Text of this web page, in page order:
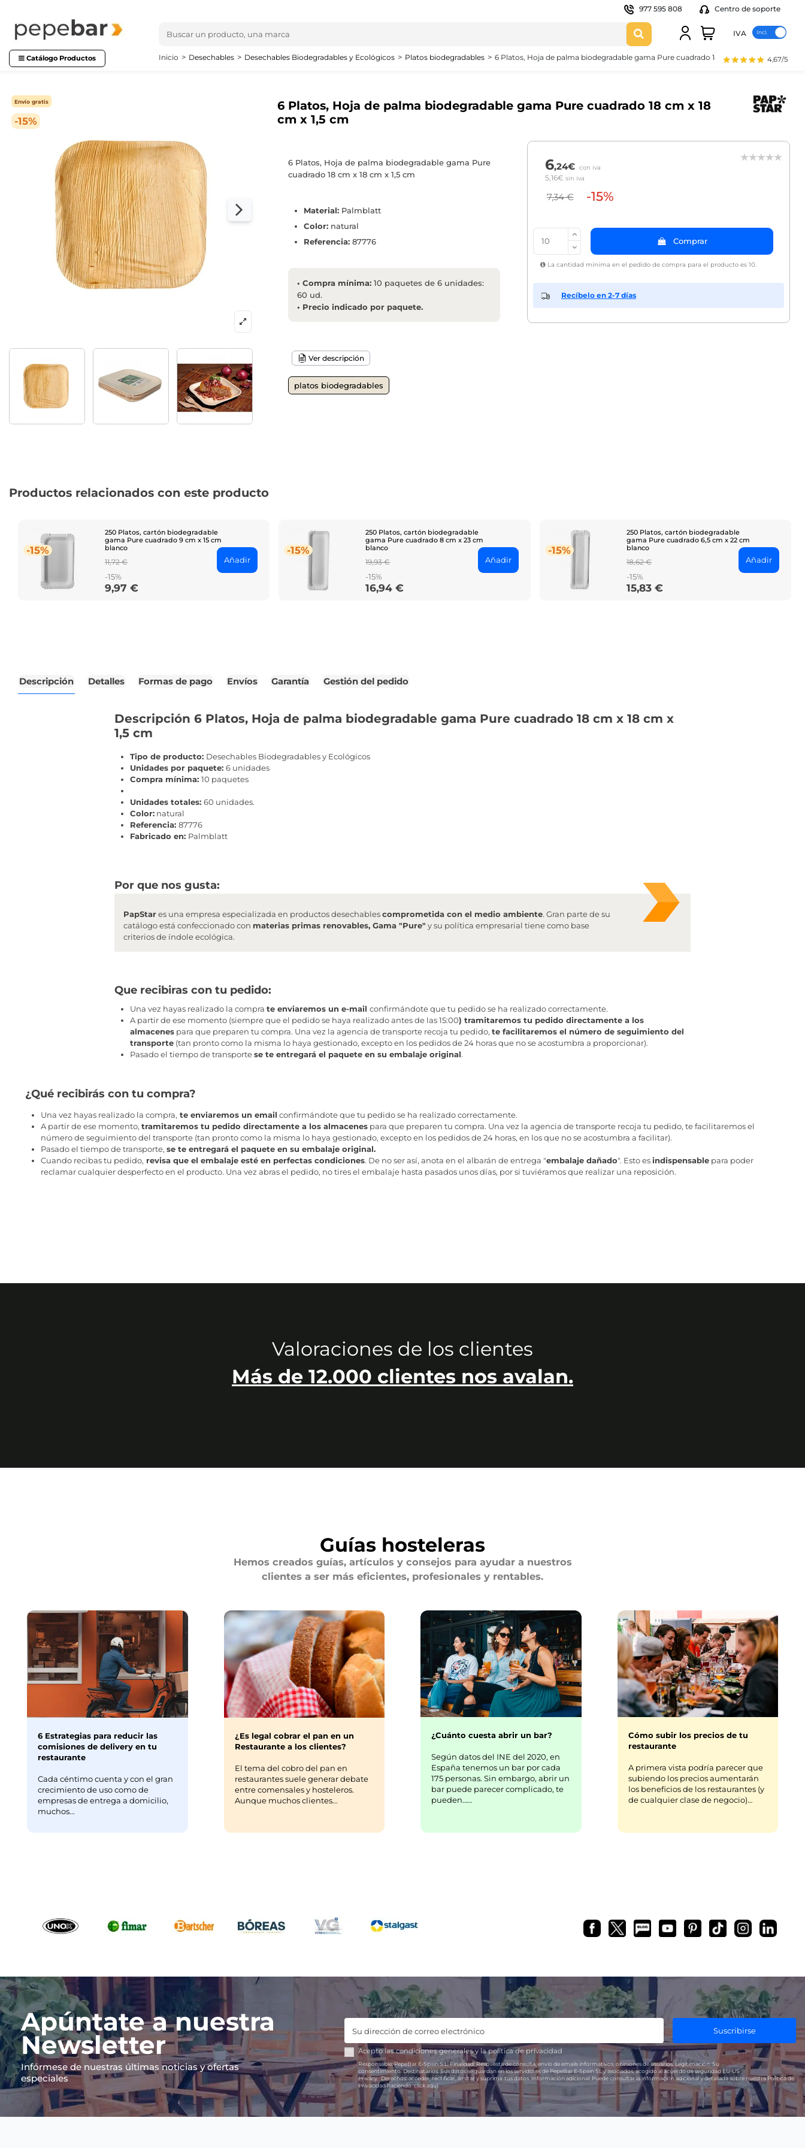
977 595 808 Centro de soporte
IVA
Catálogo Productos 4,67/5
Inicio Desechables Desechables Biodegradables y Ecológicos Platos biodegradables 6 Platos, Hoja de palma biodegradable gama Pure cuadrado 18 cm x 18 cm x 1,5 cm
-15%
Envío gratis
6 Platos, Hoja de palma biodegradable gama Pure cuadrado 18 cm x 18
cm x 1,5 cm
6 Platos, Hoja de palma biodegradable gama Pure
cuadrado 18 cm x 18 cm x 1,5 cm
Material:Palmblatt
Color:natural
Referencia: 87776
• Compra mínima: 10 paquetes de 6 unidades:
60 ud.
• Precio indicado por paquete.
Ver descripción
platos biodegradables
6,24€ con iva
5,16€ sin iva
7,34 € -15%
Comprar
La cantidad mínima en el pedido de compra para el producto es 10.
Recíbelo en 2-7 días
Productos relacionados con este producto
-15%
250 Platos, cartón biodegradable
gama Pure cuadrado 9 cm x 15 cm
blanco
Regular
price
11,72 €
-15%
Price
9,97 €
Añadir
-15%
250 Platos, cartón biodegradable
gama Pure cuadrado 8 cm x 23 cm
blanco
Regular
price
19,93 €
-15%
Price
16,94 €
Añadir
-15%
250 Platos, cartón biodegradable
gama Pure cuadrado 6,5 cm x 22 cm
blanco
Regular
price
18,62 €
-15%
Price
15,83 €
Añadir
Descripción Detalles Formas de pago Envíos Garantía Gestión del pedido
Descripción 6 Platos, Hoja de palma biodegradable gama Pure cuadrado 18 cm x 18 cm x
1,5 cm
Tipo de producto: Desechables Biodegradables y Ecológicos
Unidades por paquete: 6 unidades
Compra mínima: 10 paquetes
Unidades totales: 60 unidades.
Color: natural
Referencia: 87776
Fabricado en: Palmblatt
Por que nos gusta:
PapStares una empresa especializada en productos desechablescomprometida con el medio ambiente. Gran parte de su
catálogo está confeccionado con materias primas renovables, Gama "Pure" y su política empresarial tiene como base
criterios de índole ecológica.
Que recibiras con tu pedido:
Una vez hayas realizado la compra te enviaremos un e-mail confirmándote que tu pedido se ha realizado correctamente.
A partir de ese momento (siempre que el pedido se haya realizado antes de las 15:00) tramitaremos tu pedido directamente a los
almacenes para que preparen tu compra. Una vez la agencia de transporte recoja tu pedido, te facilitaremos el número de seguimiento del
transporte (tan pronto como la misma lo haya gestionado, excepto en los pedidos de 24 horas que no se acostumbra a proporcionar).
Pasado el tiempo de transportese te entregará el paquete en su embalaje original.
¿Qué recibirás con tu compra?
Una vez hayas realizado la compra, te enviaremos un email confirmándote que tu pedido se ha realizado correctamente.
A partir de ese momento, tramitaremos tu pedido directamente a los almacenespara que preparen tu compra. Una vez la agencia de transporte recoja tu pedido, te facilitaremos el
número de seguimiento del transporte (tan pronto como la misma lo haya gestionado, excepto en los pedidos de 24 horas, en los que no se acostumbra a facilitar).
Pasado el tiempo de transporte, se te entregará el paquete en su embalaje original.
Cuando recibas tu pedido, revisa que el embalaje esté en perfectas condiciones. De no ser así, anota en el albarán de entrega "embalaje dañado". Esto esindispensablepara poder
reclamar cualquier desperfecto en el producto. Una vez abras el pedido, no tires el embalaje hasta pasados unos días, por si tuviéramos que realizar una reposición.
Valoraciones de los clientes
Más de 12.000 clientes nos avalan.
Guías hosteleras
Hemos creados guías, artículos y consejos para ayudar a nuestros
clientes a ser más eficientes, profesionales y rentables.
6 Estrategias para reducir las
comisiones de delivery en tu
restaurante
Cada céntimo cuenta y con el gran
crecimiento de uso como de
empresas de entrega a domicilio,
muchos...
¿Es legal cobrar el pan en un
Restaurante a los clientes?
El tema del cobro del pan en
restaurantes suele generar debate
entre comensales y hosteleros.
Aunque muchos clientes...
¿Cuánto cuesta abrir un bar?
Según datos del INE del 2020, en
España tenemos un bar por cada
175 personas. Sin embargo, abrir un
bar puede parecer complicado, te
pueden……
Cómo subir los precios de tu
restaurante
A primera vista podría parecer que
subiendo los precios aumentarán
los beneficios de los restaurantes (y
de cualquier clase de negocio)…
Apúntate a nuestra
Newsletter
Infórmese de nuestras últimas noticias y ofertas
especiales
Suscribirse
Acepto lascondiciones generalesy lapolítica de privacidad
Responsable:PepeBar E-Spain S.L.Finalidad:Respuesta de consulta, envío de emails informativos, opiniones de usuarios. Legitimación: Su
consentimiento.Destinatarios:Sus datos se guardan en los servidores de PepeBar E-Spain SL y asociados, acogido al acuerdo de seguridad EU-US
Privacy.Derechos:acceder, rectificar, limitar y suprimir tus datos. Información adicional:Puede consultar la información adicional y detallada sobre nuestra Política de
Privacidad haciendoclick aquí.